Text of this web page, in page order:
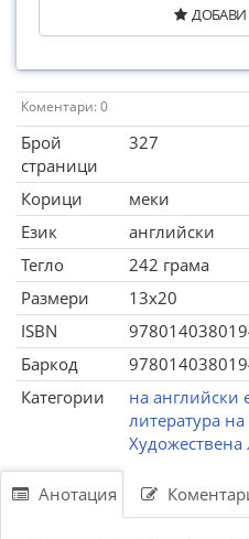
Коментари: 0
Брой
страници
327
Корици
меки
Език
английски
Тегло
242 грама
Размери
13x20
ISBN
Баркод
Категории
на английски
литература
Художествена
Анотация